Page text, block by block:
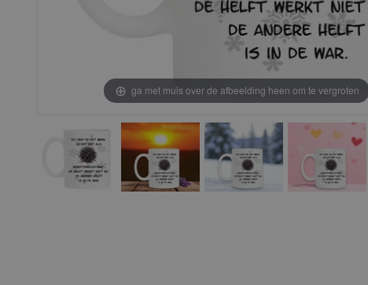
ga met muis over de afbeelding heen om te vergroten